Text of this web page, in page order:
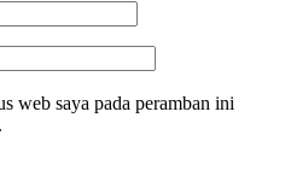
web saya pada peramban ini